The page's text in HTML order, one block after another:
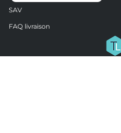
SAV
FAQ livraison